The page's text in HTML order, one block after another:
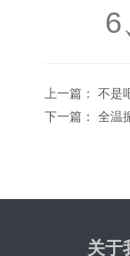
6、
上一篇： 不是
下一篇： 全温
关于